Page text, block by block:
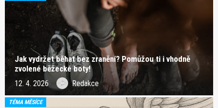
Jak vydržet běhat bez zranění? Pomůžou ti i vhodně
zvolené běžecké boty!
12. 4. 2026 Redakce
TÉMA MĚSÍCE